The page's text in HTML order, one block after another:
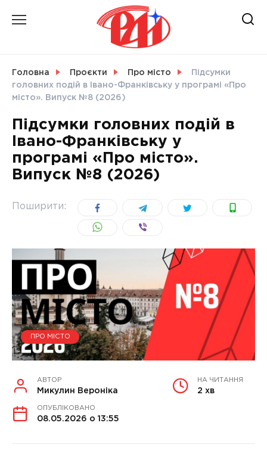
СВІТ
УКРАЇНА
Головна Проєкти Про місто
Підсумки
головних подій в Івано-Франківську у програмі «Про
місто». Випуск №8 (2026)
Підсумки головних подій в
Івано-Франківську у
програмі «Про місто».
Випуск №8 (2026)
Поширити:
ПРО МІСТО
АВТОР
Микулин Вероніка
НА ЧИТАННЯ
2 хв
ОПУБЛІКОВАНО
08.05.2026 о 13:55